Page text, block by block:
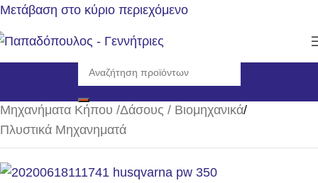
Μετάβαση στο κύριο περιεχόμενο
Αρχική σελίδα/
Μηχανήματα Κήπου /Δάσους / Βιομηχανικά/
Πλυστικά Μηχανηματά